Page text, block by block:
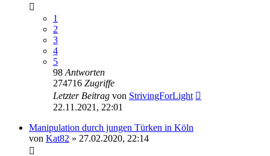
1
2
3
4
5
98 Antworten
274716 Zugriffe
Letzter Beitrag von StrivingForLight
22.11.2021, 22:01
Manipulation durch jungen Türken in Köln
von Kat82 » 27.02.2020, 22:14